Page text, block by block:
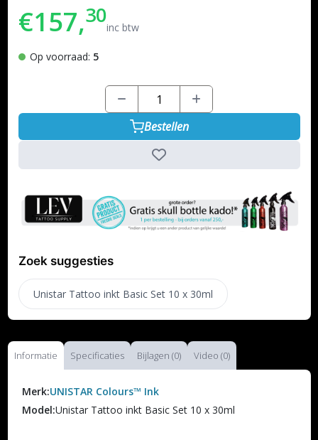
€157,30inc btw
Op voorraad: 5
Bestellen
Zoek suggesties
Unistar Tattoo inkt Basic Set 10 x 30ml
Informatie Specificaties Bijlagen (0) Video (0)
Merk:UNISTAR Colours™ Ink
Model:Unistar Tattoo inkt Basic Set 10 x 30ml